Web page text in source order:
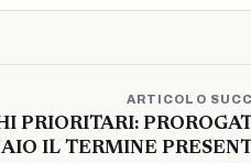
ARTICOLO
PRIORITARI:
IL TERMINE